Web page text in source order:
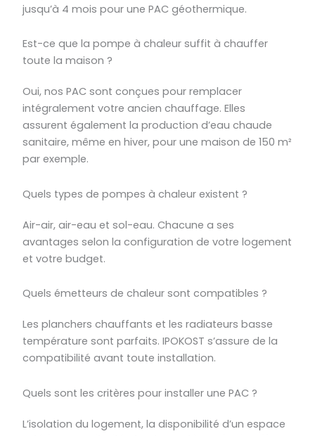
jusqu’à 4 mois pour une PAC géothermique.
Est-ce que la pompe à chaleur suffit à chauffer
toute la maison ?
Oui, nos PAC sont conçues pour remplacer
intégralement votre ancien chauffage. Elles
assurent également la production d’eau chaude
sanitaire, même en hiver, pour une maison de 150 m²
par exemple.
Quels types de pompes à chaleur existent ?
Air-air, air-eau et sol-eau. Chacune a ses
avantages selon la configuration de votre logement
et votre budget.
Quels émetteurs de chaleur sont compatibles ?
Les planchers chauffants et les radiateurs basse
température sont parfaits. IPOKOST s’assure de la
compatibilité avant toute installation.
Quels sont les critères pour installer une PAC ?
L’isolation du logement, la disponibilité d’un espace